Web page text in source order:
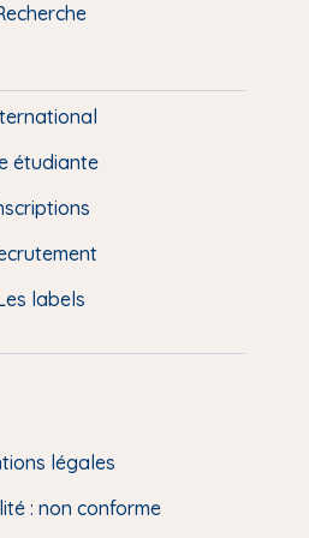
étudiante
labels
légales
: non conforme